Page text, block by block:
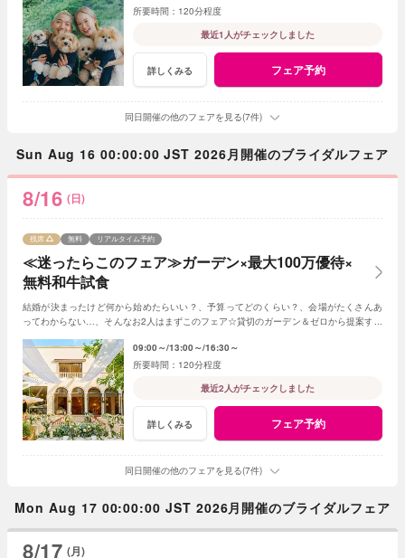
120分程度
最近1人がチェックしました
詳しくみる フェア予約
同日開催の他のフェアを見る(7件)
Sun Aug 16 00:00:00 JST 2026月開催のブライダルフェア
8/16 (日)
≪迷ったらこのフェア≫ガーデン×最大100万優待×
無料和牛試食
残席 無料 リアルタイム予約
結婚が決まったけど何から始めたらいい？、予算ってどのくらい？、会場がたくさんあ
ってわからない…、そんなお2人はまずこのフェア☆貸切のガーデン＆ゼロから提案する
09:00～ 13:00～ 16:30～
120分程度
最近2人がチェックしました
詳しくみる フェア予約
同日開催の他のフェアを見る(7件)
Mon Aug 17 00:00:00 JST 2026月開催のブライダルフェア
8/17 (月)